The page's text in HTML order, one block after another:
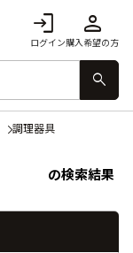
login
ログイン
person
購入希望の方
search
調理器具
の検索結果